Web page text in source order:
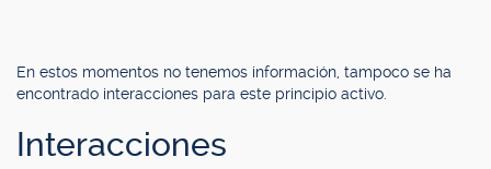
En estos momentos no tenemos información, tampoco se ha
encontrado interacciones para este principio activo.
Interacciones